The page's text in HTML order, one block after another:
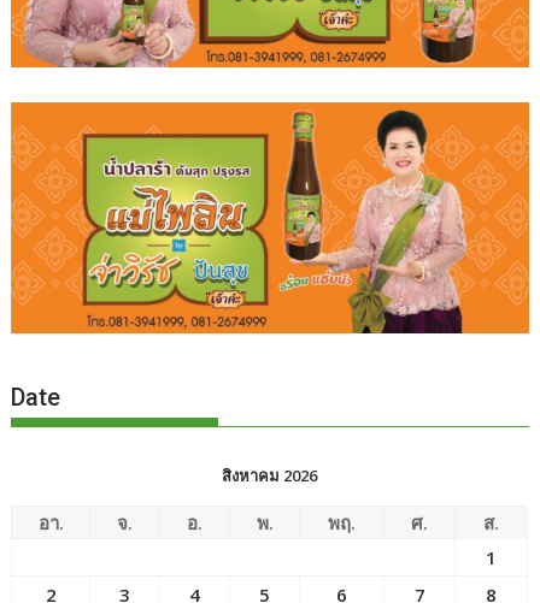
Date
สิงหาคม 2026
อา. จ. อ. พ. พฤ. ศ.
ส.
1
2
3 4 5 6 7
8